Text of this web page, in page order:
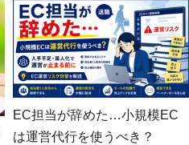
EC担当が辞めた…小規模EC
は運営代行を使うべき？